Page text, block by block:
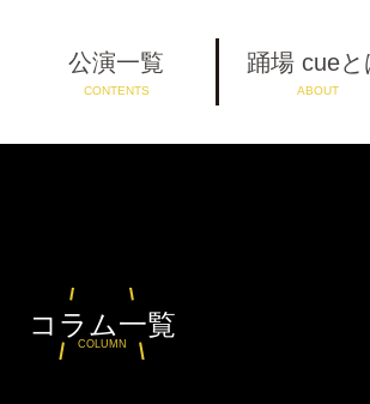
公演一覧
CONTENTS
踊場 cueと
ABOUT
コラム一覧
COLUMN